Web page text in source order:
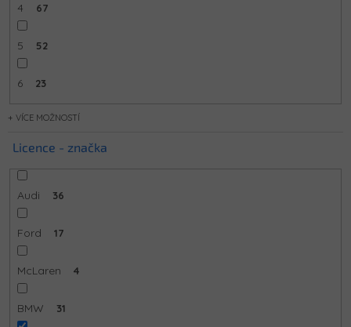
4 67
5 52
6 23
MOŽNOSTÍ
Licence - značka
Audi 36
Ford 17
McLaren 4
BMW 31